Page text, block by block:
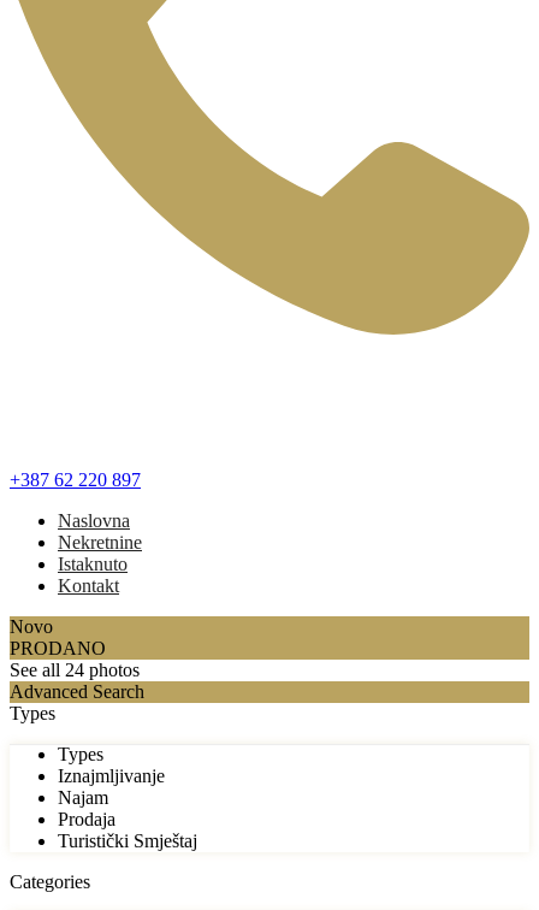
+387 62 220 897
Naslovna
Nekretnine
Istaknuto
Kontakt
Novo
PRODANO
See all 24 photos
Advanced Search
Types
Types
Iznajmljivanje
Najam
Prodaja
Turistički Smještaj
Categories